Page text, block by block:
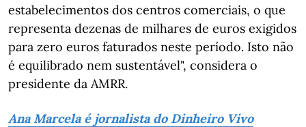
estabelecimentos dos centros comerciais, o que
representa dezenas de milhares de euros exigidos
para zero euros faturados neste período. Isto não
é equilibrado nem sustentável", considera o
presidente da AMRR.
Ana Marcela é jornalista do Dinheiro Vivo